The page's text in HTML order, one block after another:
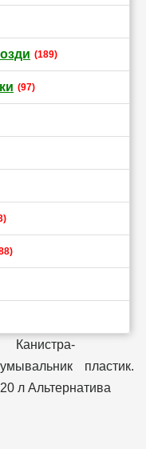
(189)
(97)
Канистра-
умывальник пластик.
20 л Альтернатива